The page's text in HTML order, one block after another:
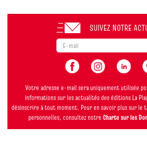
SUIVEZ NOTRE
Votre adresse e-mail sera uniquement utilisée
informations sur les actualités des éditions La
désinscrire à tout moment. Pour en savoir plus sur le
personnelles, consultez notre Charte sur les